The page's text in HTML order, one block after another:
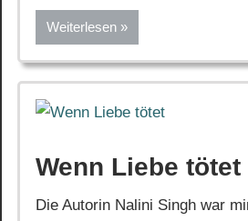
Weiterlesen
Wenn Liebe tötet
Die Autorin Nalini Singh war